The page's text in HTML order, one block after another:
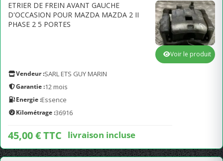
ETRIER DE FREIN AVANT GAUCHE
D'OCCASION POUR MAZDA MAZDA 2 II
PHASE 2 5 PORTES
Vendeur :SARL ETS GUY MARIN
Garantie :12 mois
Energie :Essence
Kilométrage :36916
45,00 € TTC livraison incluse
Voir le produit